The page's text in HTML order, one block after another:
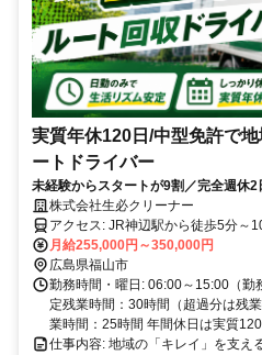
実質年休120日/中型免許で
ートドライバー
未経験からスタートが9割／完全週休
で働きやすさ重視
株式会社生必クリーナー
アクセス: JR神辺駅から徒歩5分～
月給255,000円～350,000円
広島県福山市
勤務時間・曜日: 06:00～15:00（勤
定残業時間：30時間（超過分は残
業時間：25時間 年間休日は実質
仕事内容: 地域の「キレイ」を支え